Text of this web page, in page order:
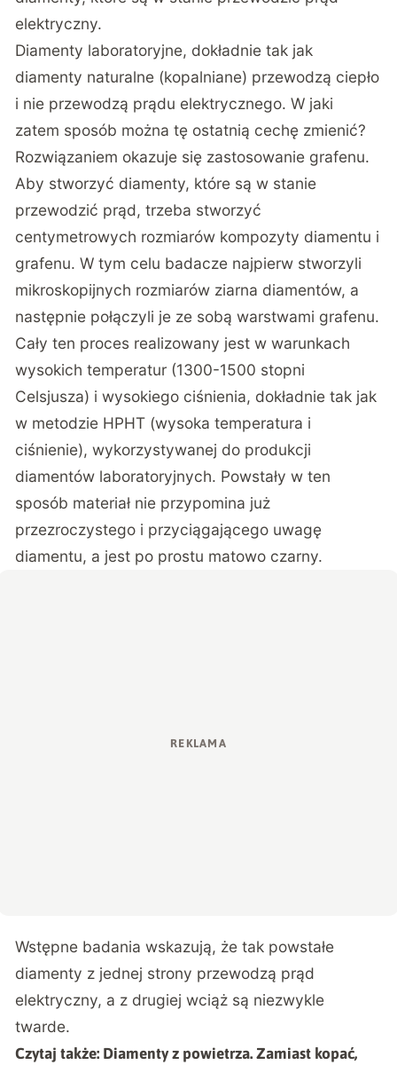
elektryczny.
Diamenty laboratoryjne, dokładnie tak jak
diamenty naturalne (kopalniane) przewodzą ciepło
i nie przewodzą prądu elektrycznego. W jaki
zatem sposób można tę ostatnią cechę zmienić?
Rozwiązaniem okazuje się zastosowanie grafenu.
Aby stworzyć diamenty, które są w stanie
przewodzić prąd, trzeba stworzyć
centymetrowych rozmiarów kompozyty diamentu i
grafenu. W tym celu badacze najpierw stworzyli
mikroskopijnych rozmiarów ziarna diamentów, a
następnie połączyli je ze sobą warstwami grafenu.
Cały ten proces realizowany jest w warunkach
wysokich temperatur (1300-1500 stopni
Celsjusza) i wysokiego ciśnienia, dokładnie tak jak
w metodzie HPHT (wysoka temperatura i
ciśnienie), wykorzystywanej do produkcji
diamentów laboratoryjnych. Powstały w ten
sposób materiał nie przypomina już
przezroczystego i przyciągającego uwagę
diamentu, a jest po prostu matowo czarny.
Wstępne badania wskazują, że tak powstałe
diamenty z jednej strony przewodzą prąd
elektryczny, a z drugiej wciąż są niezwykle
twarde.
Czytaj także: Diamenty z powietrza. Zamiast kopać,